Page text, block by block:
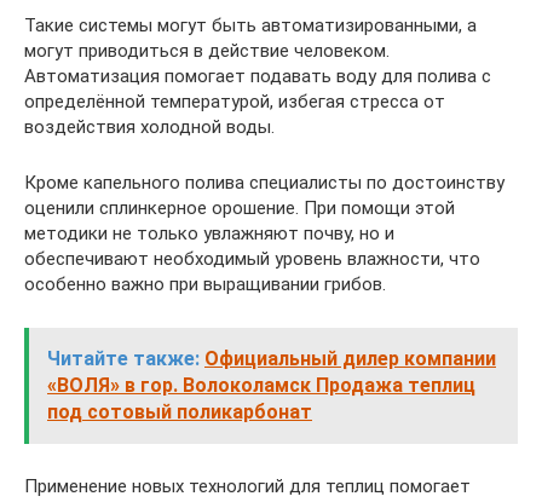
Такие системы могут быть автоматизированными, а
могут приводиться в действие человеком.
Автоматизация помогает подавать воду для полива с
определённой температурой, избегая стресса от
воздействия холодной воды.
Кроме капельного полива специалисты по достоинству
оценили сплинкерное орошение. При помощи этой
методики не только увлажняют почву, но и
обеспечивают необходимый уровень влажности, что
особенно важно при выращивании грибов.
Читайте также: Официальный дилер компании
«ВОЛЯ» в гор. Волоколамск Продажа теплиц
под сотовый поликарбонат
Применение новых технологий для теплиц помогает